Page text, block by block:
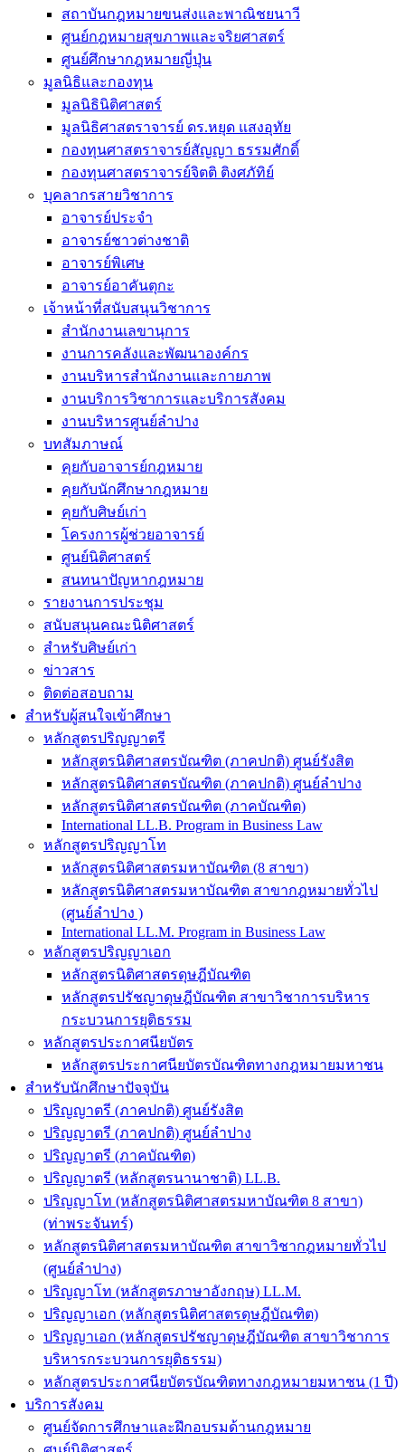
สถาบันกฎหมายขนส่งและพาณิชยนาวี
ศูนย์กฎหมายสุขภาพและจริยศาสตร์
ศูนย์ศึกษากฎหมายญี่ปุ่น
มูลนิธิและกองทุน
มูลนิธินิติศาสตร์
มูลนิธิศาสตราจารย์ ดร.หยุด แสงอุทัย
กองทุนศาสตราจารย์สัญญา ธรรมศักดิ์
กองทุนศาสตราจารย์จิตติ ติงศภัทิย์
บุคลากรสายวิชาการ
อาจารย์ประจำ
อาจารย์ชาวต่างชาติ
อาจารย์พิเศษ
อาจารย์อาคันตุกะ
เจ้าหน้าที่สนับสนุนวิชาการ
สำนักงานเลขานุการ
งานการคลังและพัฒนาองค์กร
งานบริหารสำนักงานและกายภาพ
งานบริการวิชาการและบริการสังคม
งานบริหารศูนย์ลำปาง
บทสัมภาษณ์
คุยกับอาจารย์กฎหมาย
คุยกับนักศึกษากฎหมาย
คุยกับศิษย์เก่า
โครงการผู้ช่วยอาจารย์
ศูนย์นิติศาสตร์
สนทนาปัญหากฎหมาย
รายงานการประชุม
สนับสนุนคณะนิติศาสตร์
สำหรับศิษย์เก่า
ข่าวสาร
ติดต่อสอบถาม
สำหรับผู้สนใจเข้าศึกษา
หลักสูตรปริญญาตรี
หลักสูตรนิติศาสตรบัณฑิต (ภาคปกติ) ศูนย์รังสิต
หลักสูตรนิติศาสตรบัณฑิต (ภาคปกติ) ศูนย์ลำปาง
หลักสูตรนิติศาสตรบัณฑิต (ภาคบัณฑิต)
International LL.B. Program in Business Law
หลักสูตรปริญญาโท
หลักสูตรนิติศาสตรมหาบัณฑิต (8 สาขา)
หลักสูตรนิติศาสตรมหาบัณฑิต สาขากฎหมายทั่วไป
(ศูนย์ลำปาง )
International LL.M. Program in Business Law
หลักสูตรปริญญาเอก
หลักสูตรนิติศาสตรดุษฎีบัณฑิต
หลักสูตรปรัชญาดุษฎีบัณฑิต สาขาวิชาการบริหาร
กระบวนการยุติธรรม
หลักสูตรประกาศนียบัตร
หลักสูตรประกาศนียบัตรบัณฑิตทางกฎหมายมหาชน
สำหรับนักศึกษาปัจจุบัน
ปริญญาตรี (ภาคปกติ) ศูนย์รังสิต
ปริญญาตรี (ภาคปกติ) ศูนย์ลำปาง
ปริญญาตรี (ภาคบัณฑิต)
ปริญญาตรี (หลักสูตรนานาชาติ) LL.B.
ปริญญาโท (หลักสูตรนิติศาสตรมหาบัณฑิต 8 สาขา)
(ท่าพระจันทร์)
หลักสูตรนิติศาสตรมหาบัณฑิต สาขาวิชากฎหมายทั่วไป
(ศูนย์ลำปาง)
ปริญญาโท (หลักสูตรภาษาอังกฤษ) LL.M.
ปริญญาเอก (หลักสูตรนิติศาสตรดุษฎีบัณฑิต)
ปริญญาเอก (หลักสูตรปรัชญาดุษฎีบัณฑิต สาขาวิชาการ
บริหารกระบวนการยุติธรรม)
หลักสูตรประกาศนียบัตรบัณฑิตทางกฎหมายมหาชน (1 ปี)
บริการสังคม
ศูนย์จัดการศึกษาและฝึกอบรมด้านกฎหมาย